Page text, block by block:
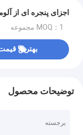
اجزای پنجره ای از
MOQ：1 مجموعه
بهترین
توضیحات محصول
برجسته